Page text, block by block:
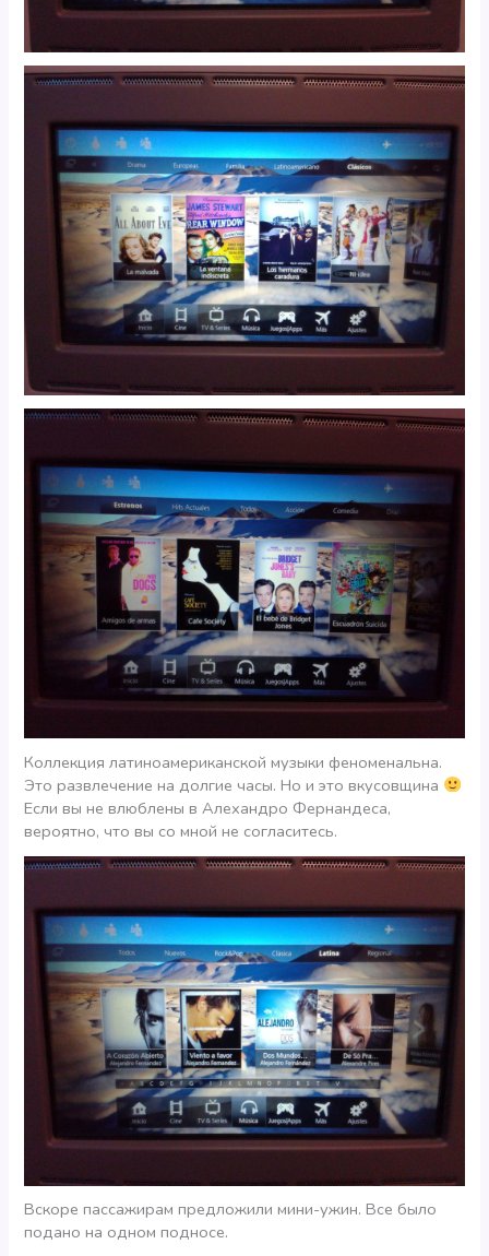
Коллекция латиноамериканской музыки феноменальна.
Это развлечение на долгие часы. Но и это вкусовщина
Если вы не влюблены в Алехандро Фернандеса,
вероятно, что вы со мной не согласитесь.
Вскоре пассажирам предложили мини-ужин. Все было
подано на одном подносе.